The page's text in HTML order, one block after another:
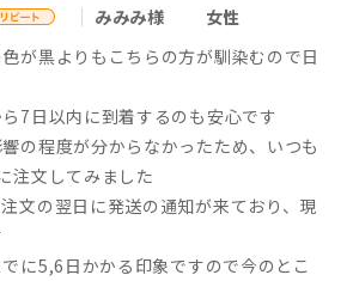
みみみ様
女性
が黒よりもこちらの方が馴染むので日
7日以内に到着するのも安心です
の程度が分からなかったため、いつも
注文してみました
文の翌日に発送の通知が来ており、現
に5,6日かかる印象ですので今のとこ